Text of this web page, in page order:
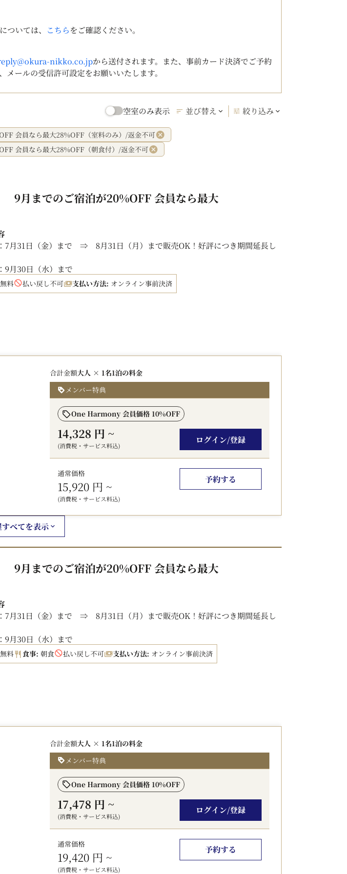
ついては、
こちらをご確認ください。
nikko.co.jpから送付されます。また、事前カード決済でご予約
ールの受信許可設定をお願いいたします。
空室のみ表示 並び替え 絞り込み
会員なら最大28%OFF（室料のみ）/返金不可
会員なら最大28%OFF（朝食付）/返金不可
9月までのご宿泊が20%OFF 会員なら最大
7月31日（金）まで ⇒ 8月31日（月）まで販売OK！好評につき期間延長し
9月30日（水）まで
立地で、暑い夏も快適に。
から9分（4駅）
分（1駅）
ーム、マリンメッセ福岡、福岡国際会議場へも好アクセス。
ー・レストランにて、無料のWiFiをご利用いただけます。
ン前・チェックアウト後ともに、ロビーにてお荷物をお預かりします。
利用いただけるため、朝もゆとりをもってお過ごしいただけます。
層および景観の指定は承っておりません。
カード決済の場合も、宿泊税は現地にてお支払いいただきます。
20,000円未満：200円（県税50円含む）
無料 払い戻し不可 支払い方法: オンライン事前決済
合計金額大人 × 1名1泊の料金
メンバー特典
One Harmony 会員価格 10%OFF
14,328 円 ~
(消費税・サービス料込)
ログイン/登録
通常価格
15,920 円 ~
(消費税・サービス料込)
予約する
べてを表示
9月までのご宿泊が20%OFF 会員なら最大
7月31日（金）まで ⇒ 8月31日（月）まで販売OK！好評につき期間延長し
9月30日（水）まで
立地で、暑い夏も快適に。
き上げるオムレツやフレンチトースト、和洋のお惣菜、ホテルメイドのパンな
博多ならではの郷土料理もお楽しみいただけます。
川端駅直結で、雨天時でも屋外に出ることなくご来館いただけます。
札から出て6番出口方面直結
から9分（4駅）
ーム、マリンメッセ福岡、福岡国際会議場へも好アクセス。
無料 食事:朝食 払い戻し不可 支払い方法: オンライン事前決済
合計金額大人 × 1名1泊の料金
メンバー特典
One Harmony 会員価格 10%OFF
17,478 円 ~
(消費税・サービス料込)
ログイン/登録
通常価格
19,420 円 ~
(消費税・サービス料込)
予約する